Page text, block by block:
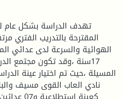
تهدف الدراسة بشكل عام
المقترحة بالتدريب الفتري
الهوائية والسرعة لدى عدائي
17سنة ،وقد تكون مجتمع
المسيلة ،حيث تم اختيار عينة